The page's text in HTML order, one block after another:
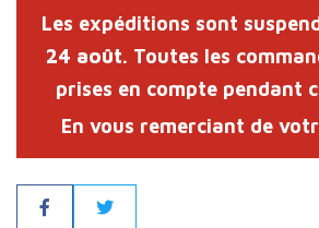
Les expéditions sont
24 août. Toutes les
prises en compte pendant
En vous remerciant de
Partager